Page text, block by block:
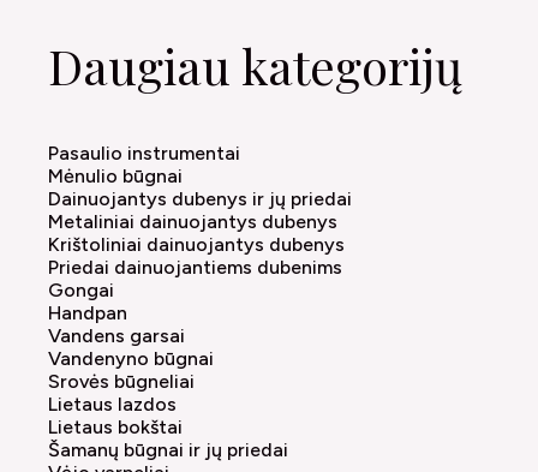
Daugiau kategorijų
Pasaulio instrumentai
Mėnulio būgnai
Dainuojantys dubenys ir jų priedai
Metaliniai dainuojantys dubenys
Krištoliniai dainuojantys dubenys
Priedai dainuojantiems dubenims
Gongai
Handpan
Vandens garsai
Vandenyno būgnai
Srovės būgneliai
Lietaus lazdos
Lietaus bokštai
Šamanų būgnai ir jų priedai